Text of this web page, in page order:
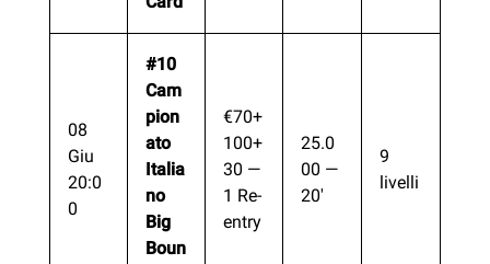
08
Giu
20:0
0
#10
Cam
pion
ato
Italia
no
Big
Boun
€70+
100+
30 —
1 Re-
entry
25.0
00 —
20′
9
livelli